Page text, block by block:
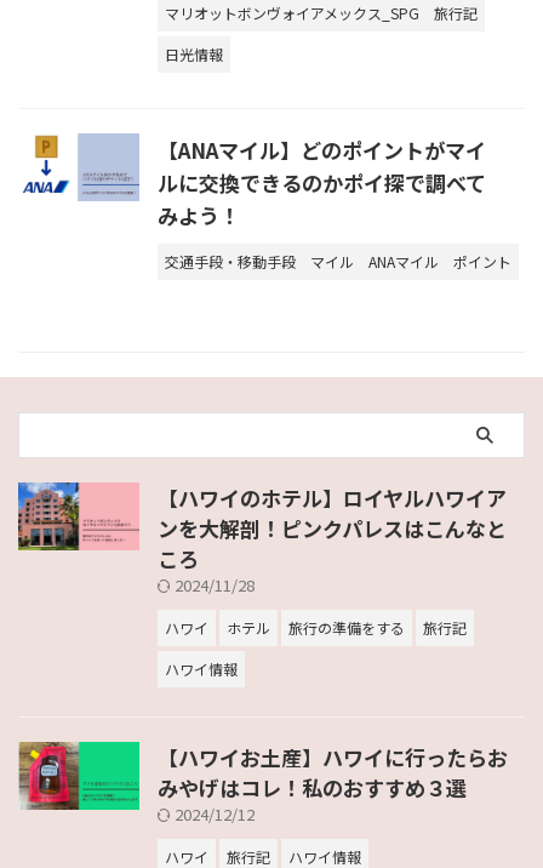
マリオットボンヴォイアメックス_SPG
旅行記
日光情報
【ANAマイル】どのポイントがマイ
ルに交換できるのかポイ探で調べて
みよう！
交通手段・移動手段 マイル ANAマイル ポイント
【ハワイのホテル】ロイヤルハワイア
ンを大解剖！ピンクパレスはこんなと
ころ
2024/11/28
ハワイ ホテル 旅行の準備をする
旅行記
ハワイ情報
【ハワイお土産】ハワイに行ったらお
みやげはコレ！私のおすすめ３選
2024/12/12
ハワイ 旅行記 ハワイ情報